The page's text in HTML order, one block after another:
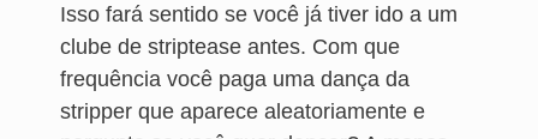
Isso fará sentido se você já tiver ido a um
clube de striptease antes. Com que
frequência você paga uma dança da
stripper que aparece aleatoriamente e